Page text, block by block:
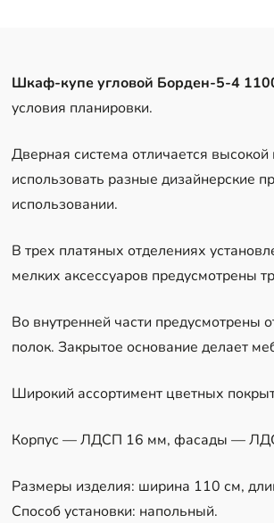
Шкаф-купе угловой Борден-5-4
условия планировки.
Дверная система отличается
использовать разные дизайнерские
использовании.
В трех платяных отделениях
мелких аксессуаров предусмотрены
Во внутренней части предусмотрены
полок. Закрытое основание делает
Широкий ассортимент цветных
Корпус — ЛДСП 16 мм, фасады —
Размеры изделия: ширина 110 см,
Способ установки: напольный.